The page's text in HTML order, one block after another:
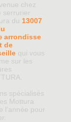
chez
serrurier
du 13007
arrondisse
de
qui vous
sur les
spécialisés
Mottura
l’année pour